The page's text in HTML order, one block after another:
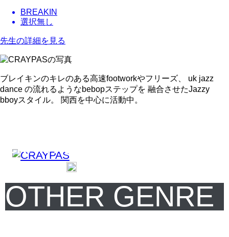
BREAKIN
選択無し
先生の詳細を見る
ブレイキンのキレのある高速footworkやフリーズ、 uk jazz
dance の流れるようなbebopステップを 融合させたJazzy
bboyスタイル。 関西を中心に活動中。
BEBOP
CRAYPAS
OTHER GENRE